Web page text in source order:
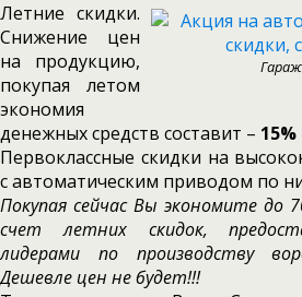
Летние скидки.
Снижение цен
на продукцию,
покупая летом
экономия
денежных средств составит – 15%
Первоклассные скидки на
с автоматическим приводом по
Покупая сейчас Вы экономите
счет летних скидок,
лидерами по производству
Дешевле цен не будет!!!